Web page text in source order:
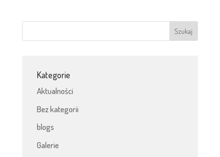
Kategorie
Aktualności
Bez kategorii
blogs
Galerie